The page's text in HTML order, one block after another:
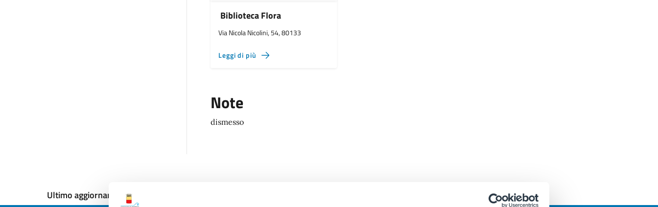
Biblioteca Flora
Via Nicola Nicolini, 54, 80133
Leggi di più
Note
dismesso
Ultimo aggiornamento: